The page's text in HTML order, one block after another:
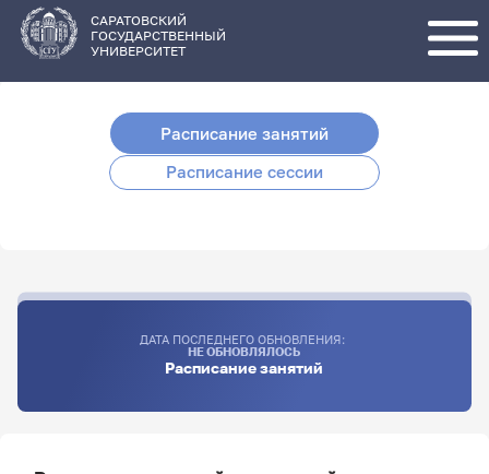
основному
содержанию
САРАТОВСКИЙ
ГОСУДАРСТВЕННЫЙ
УНИВЕРСИТЕТ
Расписание занятий
Расписание сессии
ДАТА ПОСЛЕДНЕГО ОБНОВЛЕНИЯ:
НЕ ОБНОВЛЯЛОСЬ
Расписание занятий